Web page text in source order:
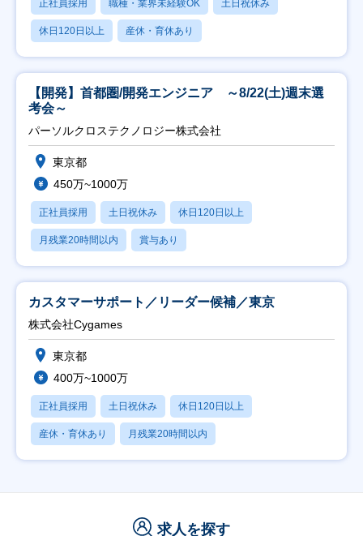
正社員採用 職種・業界未経験OK 土日祝休み
休日120日以上 産休・育休あり
【開発】首都圏/開発エンジニア ～8/22(土)週末選
考会～
パーソルクロステクノロジー株式会社
東京都
450万~1000万
正社員採用 土日祝休み 休日120日以上
月残業20時間以内 賞与あり
カスタマーサポート／リーダー候補／東京
株式会社Cygames
東京都
400万~1000万
正社員採用 土日祝休み 休日120日以上
産休・育休あり 月残業20時間以内
求人を探す